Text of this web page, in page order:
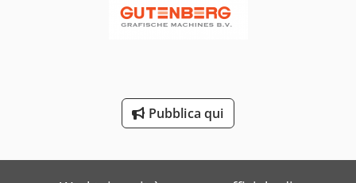
Dr. Boy
Pubblica qui